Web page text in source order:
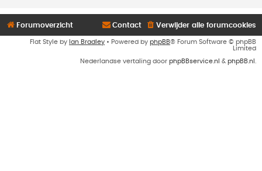
Forumoverzicht Verwijder alle forumcookies
Contact
Flat Style by Ian Bradley • Powered by phpBB® Forum Software © phpBB
Limited
Nederlandse vertaling door phpBBservice.nl & phpBB.nl